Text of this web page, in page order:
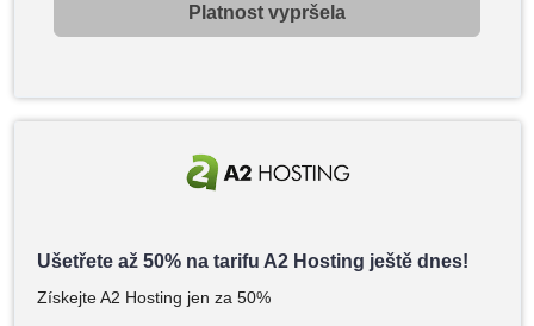
Platnost vypršela
Ušetřete až 50% na tarifu A2 Hosting ještě dnes!
Získejte A2 Hosting jen za 50%